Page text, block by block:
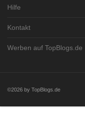
Hilfe
Kontakt
Werben auf TopBlogs.de
©2026 by TopBlogs.de